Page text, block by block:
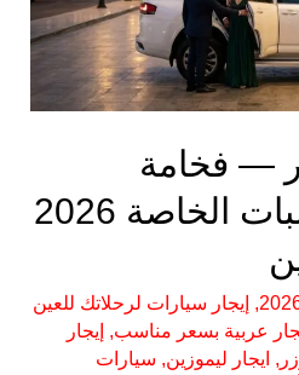
— فخامة
ورفاهية للمناسبات الخاصة 2026
, إيجار سيارات لرحلاتك للعين
عربية بسعر مناسب, إيجار
, ايجار ليموزين, سيارات